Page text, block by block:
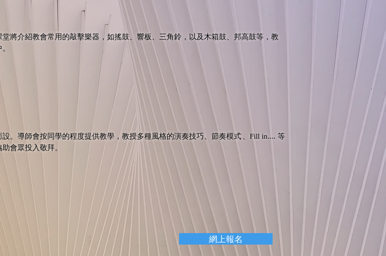
將介紹教會常用的敲擊樂器，如搖鼓、響板、三角鈴，以及木箱鼓、邦高鼓等，教
。導師會按同學的程度提供教學，教授多種風格的演奏技巧、節奏模式'、 Fill in.... 等
會眾投入敬拜。
網上報名